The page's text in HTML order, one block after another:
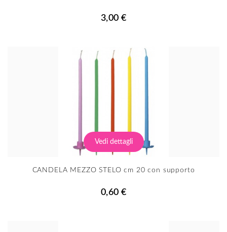
3,00 €
Vedi dettagli
CANDELA MEZZO STELO cm 20 con supporto
0,60 €